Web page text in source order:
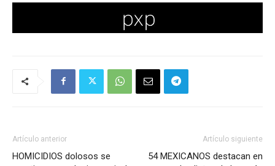
Artículo anterior
HOMICIDIOS dolosos se
Artículo siguiente
54 MEXICANOS destacan en